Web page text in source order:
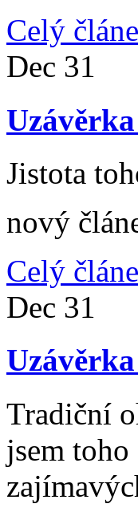
Celý
Dec 31
Jistota
nový
Celý
Dec 31
Tradiční
jsem